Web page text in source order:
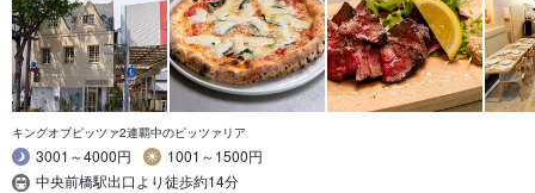
キングオブピッツァ2連覇中のピッツァリア
3001～4000円
1001～1500円
中央前橋駅出口より徒歩約14分